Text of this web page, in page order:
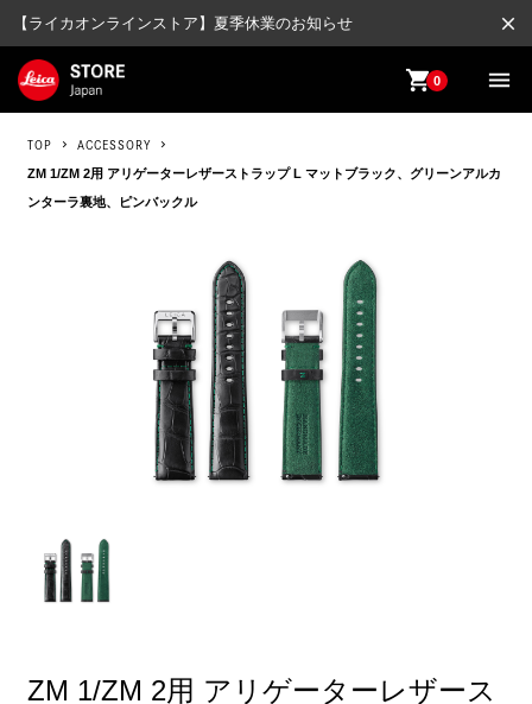
【ライカオンラインストア】夏季休業のお知らせ close
shopping_cart0 menu
TOP ACCESSORY
ZM 1/ZM 2用 アリゲーターレザーストラップ L マットブラック、グリーンアルカ
ンターラ裏地、ピンバックル
ZM 1/ZM 2用 アリゲーターレザース